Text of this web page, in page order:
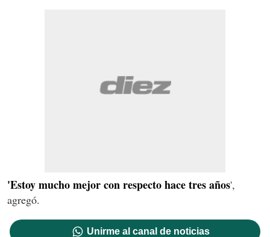
'Estoy mucho mejor con respecto hace tres años',
agregó.
Unirme al canal de noticias